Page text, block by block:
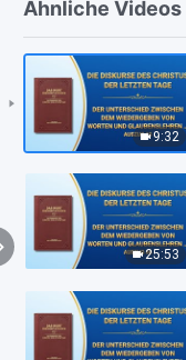
Ähnliche Videos
13:40
9:32
25:53